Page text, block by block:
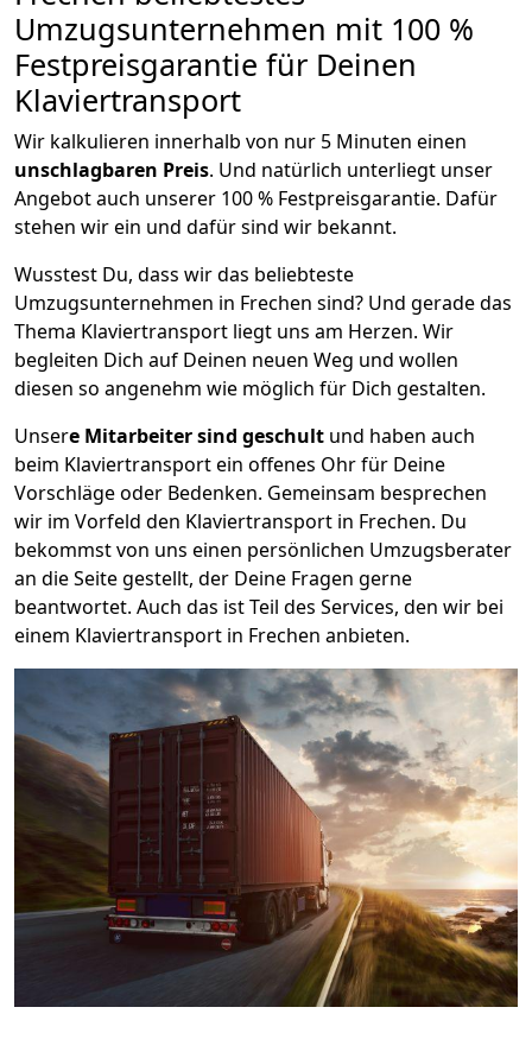
Umzugsunternehmen mit 100 %
Festpreisgarantie für Deinen
Klaviertransport
Wir kalkulieren innerhalb von nur 5 Minuten einen
unschlagbaren Preis. Und natürlich unterliegt unser
Angebot auch unserer 100 % Festpreisgarantie. Dafür
stehen wir ein und dafür sind wir bekannt.
Wusstest Du, dass wir das beliebteste
Umzugsunternehmen in Frechen sind? Und gerade das
Thema Klaviertransport liegt uns am Herzen. Wir
begleiten Dich auf Deinen neuen Weg und wollen
diesen so angenehm wie möglich für Dich gestalten.
Unsere Mitarbeiter sind geschult und haben auch
beim Klaviertransport ein offenes Ohr für Deine
Vorschläge oder Bedenken. Gemeinsam besprechen
wir im Vorfeld den Klaviertransport in Frechen. Du
bekommst von uns einen persönlichen Umzugsberater
an die Seite gestellt, der Deine Fragen gerne
beantwortet. Auch das ist Teil des Services, den wir bei
einem Klaviertransport in Frechen anbieten.